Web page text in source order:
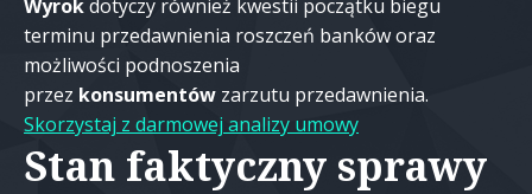
Wyrokdotyczy również kwestii początku biegu
terminu przedawnienia roszczeń banków oraz
możliwości podnoszenia
przez konsumentów zarzutu przedawnienia.
Skorzystaj z darmowej analizy umowy
Stan faktyczny sprawy